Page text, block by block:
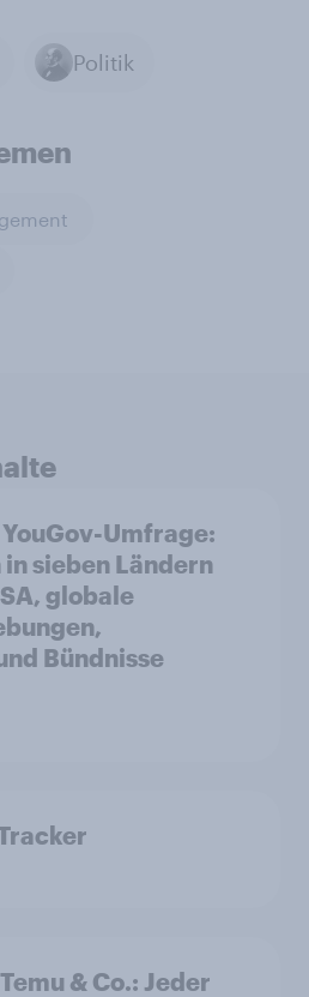
Politik
Umfrage:
sieben Ländern
globale
Bündnisse
& Co.: Jeder